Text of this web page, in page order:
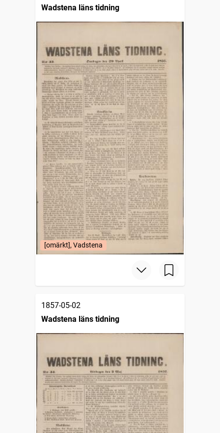
Wadstena läns tidning
[omärkt], Vadstena
1857-05-02
Wadstena läns tidning